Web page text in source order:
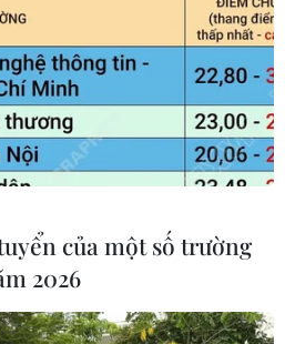
của một số trường
2026